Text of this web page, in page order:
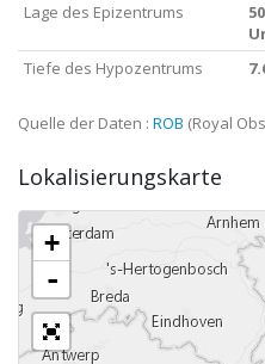
Lage des Epizentrums
Tiefe des Hypozentrums
Quelle der Daten : ROB (Royal
Lokalisierungskarte
+
-